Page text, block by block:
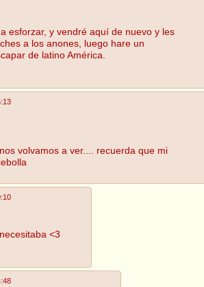
esforzar, y vendré aquí de nuevo y les
a los anones, luego hare un
de latino América.
volvamos a ver.... recuerda que mi
<3